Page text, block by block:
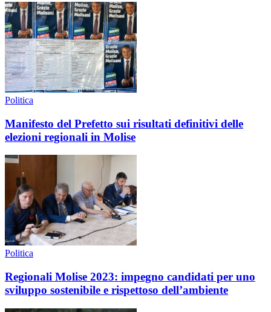
Politica
Manifesto del Prefetto sui risultati definitivi delle
elezioni regionali in Molise
Politica
Regionali Molise 2023: impegno candidati per uno
sviluppo sostenibile e rispettoso dell’ambiente